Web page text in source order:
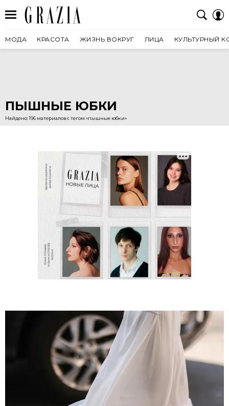
МОДА КРАСОТА ЖИЗНЬ ВОКРУГ ЛИЦА КУЛЬТУРНЫЙ
ПЫШНЫЕ ЮБКИ
Найдено: 196 материалов с тегом «пышные юбки»